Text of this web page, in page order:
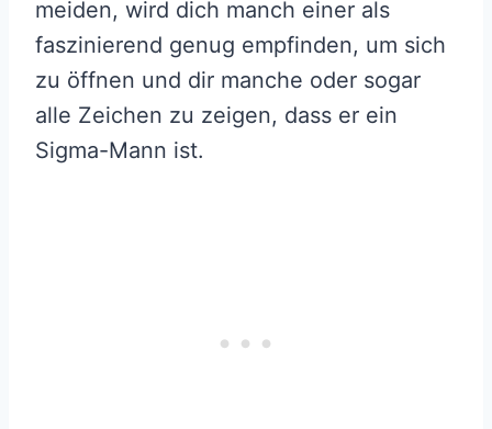
meiden, wird dich manch einer als
faszinierend genug empfinden, um sich
zu öffnen und dir manche oder sogar
alle Zeichen zu zeigen, dass er ein
Sigma-Mann ist.